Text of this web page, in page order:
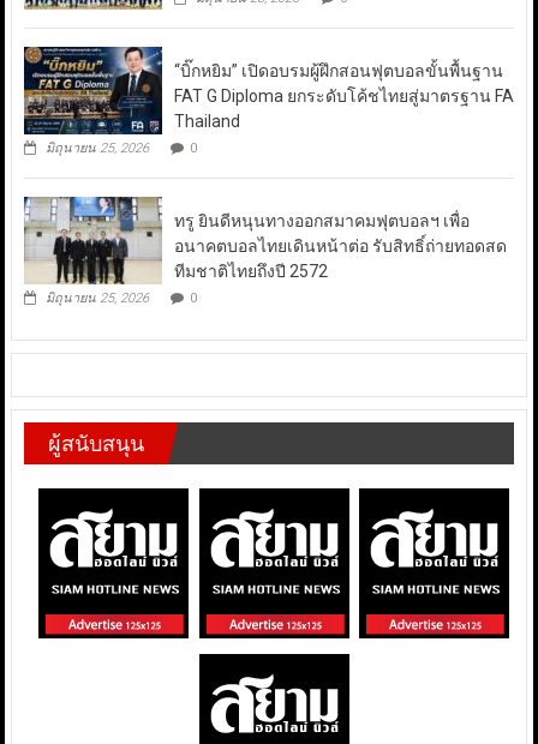
“บิ๊กหยิม” เปิดอบรมผู้ฝึกสอนฟุตบอลขั้นพื้นฐาน
FAT G Diploma ยกระดับโค้ชไทยสู่มาตรฐาน FA
Thailand
มิถุนายน 25, 2026 0
ทรู ยินดีหนุนทางออกสมาคมฟุตบอลฯ เพื่อ
อนาคตบอลไทยเดินหน้าต่อ รับสิทธิ์ถ่ายทอดสด
ทีมชาติไทยถึงปี 2572
มิถุนายน 25, 2026 0
ผู้สนับสนุน